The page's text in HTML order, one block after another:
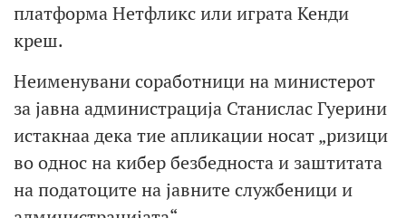
платформа Нетфликс или играта Кенди
креш.
Неименувани соработници на министерот
за јавна администрација Станислас Гуерини
истакнаа дека тие апликации носат „ризици
во однос на кибер безбедноста и заштитата
на податоците на јавните службеници и